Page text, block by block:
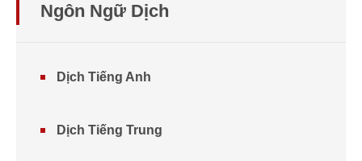
Ngôn Ngữ Dịch
Dịch Tiếng Anh
Dịch Tiếng Trung